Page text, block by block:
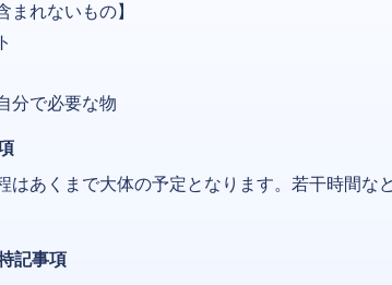
まれないもの】
分で必要な物
はあくまで大体の予定となります。若干時間な
記事項